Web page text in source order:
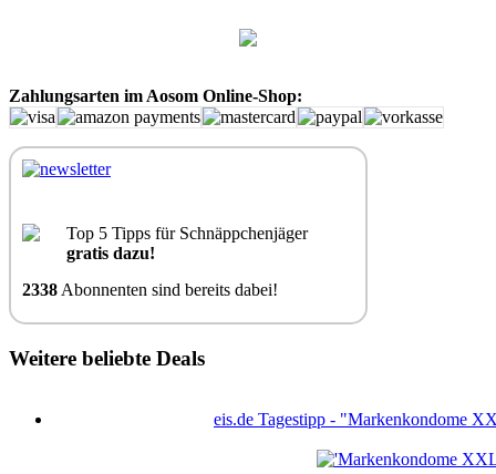
Zahlungsarten im Aosom Online-Shop:
Top 5 Tipps für Schnäppchenjäger
gratis dazu!
2338 Abonnenten sind bereits dabei!
Weitere beliebte Deals
eis.de Tagestipp - "Markenkondome